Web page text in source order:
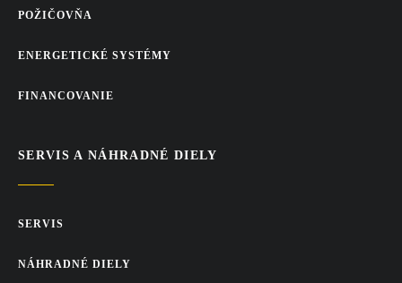
POŽIČOVŇA
ENERGETICKÉ SYSTÉMY
FINANCOVANIE
SERVIS A NÁHRADNÉ DIELY
SERVIS
NÁHRADNÉ DIELY